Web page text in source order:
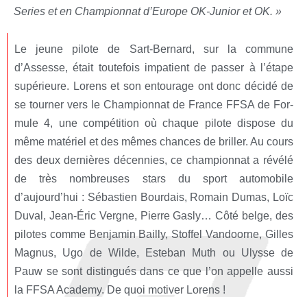
Series et en Cham­pion­nat d’Europe OK-Junior et OK. »
Le jeune pilote de Sart-Ber­nard, sur la com­mune
d’Assesse, était tou­te­fois impa­tient de pas­ser à l’étape
supé­rieure. Lorens et son entou­rage ont donc déci­dé de
se tour­ner vers le Cham­pion­nat de France FFSA de For­
mule 4, une com­pé­ti­tion où chaque pilote dis­pose du
même maté­riel et des mêmes chances de briller. Au cours
des deux der­nières décen­nies, ce cham­pion­nat a révé­lé
de très nom­breuses stars du sport auto­mo­bile
d’aujourd’hui : Sébas­tien Bour­dais, Romain Dumas, Loïc
Duval, Jean-Éric Vergne, Pierre Gas­ly… Côté belge, des
pilotes comme Ben­ja­min Bailly, Stof­fel Van­doorne, Gilles
Magnus, Ugo de Wilde, Este­ban Muth ou Ulysse de
Pauw se sont dis­tin­gués dans ce que l’on appelle aus­si
la FFSA Aca­de­my. De quoi moti­ver Lorens !